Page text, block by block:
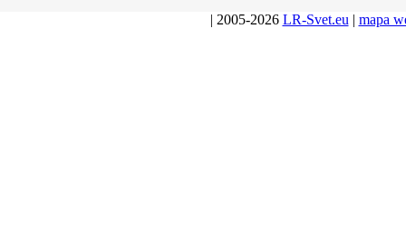
| 2005-2026 LR-Svet.eu | mapa